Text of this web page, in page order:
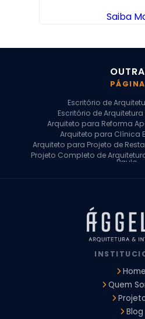
Saiba
Escritório de
Escritório de
Arquiteto para Reforma
Arquiteto para Clínica
Arquiteto para Projeto de
Projeto Completo de
Paulo
Arquiteto para Projeto
Arquiteto
Arquiteto para Reforma
Arquiteto para
Arquitetura para
Design de Interiores
Design de Interiores
Empresa de
Empresas de Arquitetura e
Home
Quem
Blog